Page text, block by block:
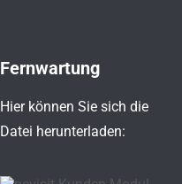
Fernwartung
Hier können Sie sich die
Datei herunterladen: